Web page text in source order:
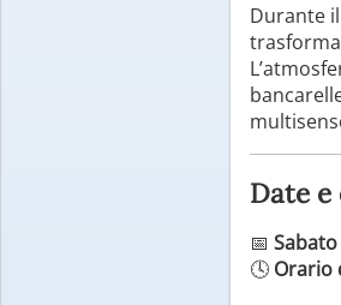
Durante
Date
📅
🕓 Orario